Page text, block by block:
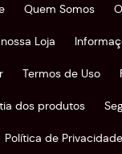
Quem Somos
Loja
Termos de Uso
dos produtos
Política de Privacidade